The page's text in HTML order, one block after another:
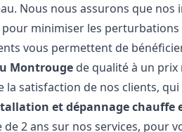
Nous nous assurons que
pour minimiser les
vous permettent de
Montrouge de qualité à un
la satisfaction de nos clients,
et dépannage chauffe
2 ans sur nos services, pour